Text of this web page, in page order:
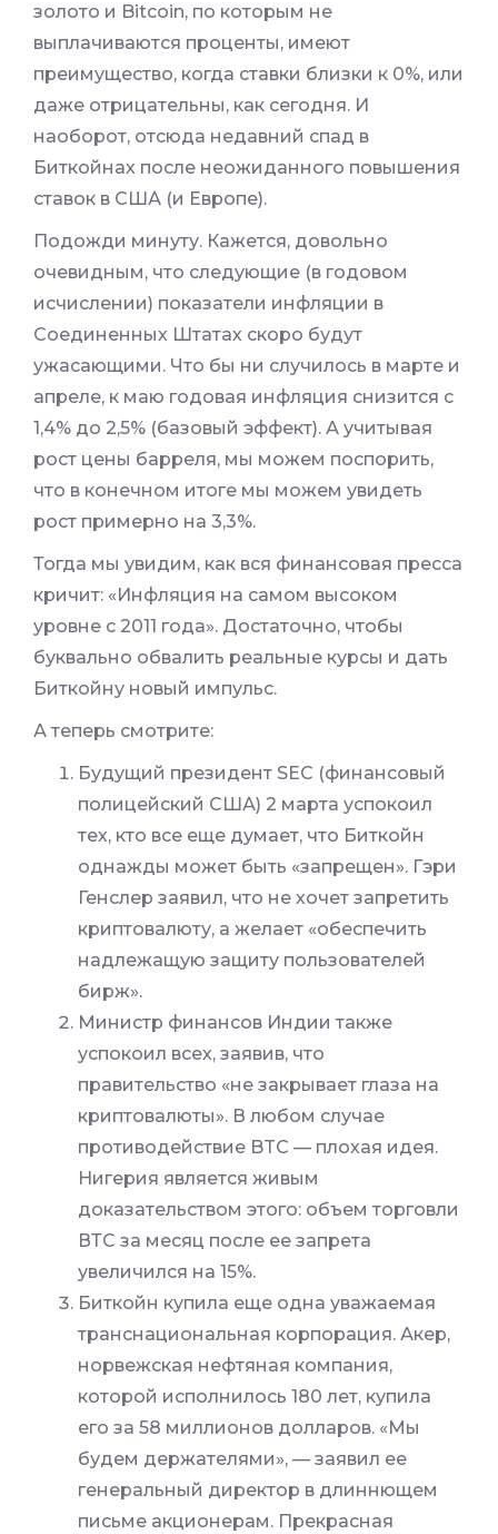
золото и Bitcoin, по которым не
выплачиваются проценты, имеют
преимущество, когда ставки близки к 0%, или
даже отрицательны, как сегодня. И
наоборот, отсюда недавний спад в
Биткойнах после неожиданного повышения
ставок в США (и Европе).
Подожди минуту. Кажется, довольно
очевидным, что следующие (в годовом
исчислении) показатели инфляции в
Соединенных Штатах скоро будут
ужасающими. Что бы ни случилось в марте и
апреле, к маю годовая инфляция снизится с
1,4% до 2,5% (базовый эффект). А учитывая
рост цены барреля, мы можем поспорить,
что в конечном итоге мы можем увидеть
рост примерно на 3,3%.
Тогда мы увидим, как вся финансовая пресса
кричит: «Инфляция на самом высоком
уровне с 2011 года». Достаточно, чтобы
буквально обвалить реальные курсы и дать
Биткойну новый импульс.
А теперь смотрите:
Будущий президент SEC (финансовый
полицейский США) 2 марта успокоил
тех, кто все еще думает, что Биткойн
однажды может быть «запрещен». Гэри
Генслер заявил, что не хочет запретить
криптовалюту, а желает «обеспечить
надлежащую защиту пользователей
бирж».
Министр финансов Индии также
успокоил всех, заявив, что
правительство «не закрывает глаза на
криптовалюты». В любом случае
противодействие BTC — плохая идея.
Нигерия является живым
доказательством этого: объем торговли
ВТС за месяц после ее запрета
увеличился на 15%.
Биткойн купила еще одна уважаемая
транснациональная корпорация. Акер,
норвежская нефтяная компания,
которой исполнилось 180 лет, купила
его за 58 миллионов долларов. «Мы
будем держателями», — заявил ее
генеральный директор в длиннющем
письме акционерам. Прекрасная